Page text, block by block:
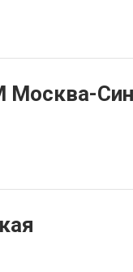
Москва-